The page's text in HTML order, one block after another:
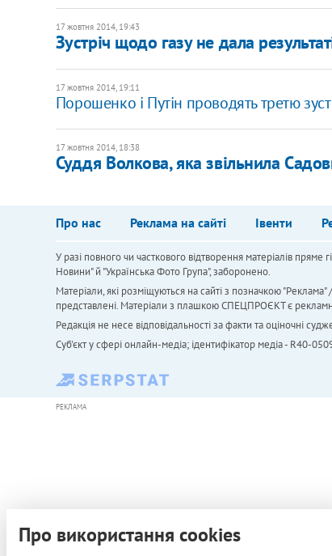
17 жовтня 2014, 19:43
Зустріч щодо газу не дала
17 жовтня 2014, 19:11
Порошенко і Путін проводять третю
17 жовтня 2014, 18:38
Суддя Волкова, яка звільнила
Про нас Реклама на сайті Івенти
У разі повного чи часткового відтворення матеріалів
Новини" й "Українська Фото Група", заборонено.
Матеріали, які розміщуються на сайті з позначкою
представлені. Матеріали з плашкою СПЕЦПРОЄКТ є
Редакція не несе відповідальності за факти та оціночні
Cуб'єкт у сфері онлайн-медіа; ідентифікатор медіа - R40-
РЕКЛАМА
Про використання cookies